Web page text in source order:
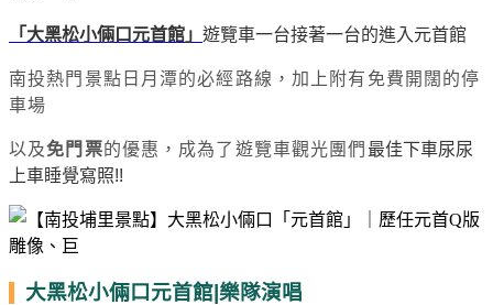
「大黑松小倆口元首館」 遊覽車一台接著一台的進入元首館
南投熱門景點日月潭的必經路線， 加上附有免費開闊的停
車場
以及免門票的優惠，成為了遊覽車觀光團們 最佳下車尿尿
上車睡覺寫照!!
大黑松小倆口元首館|樂隊演唱